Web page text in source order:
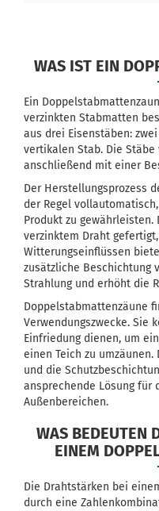
WAS IST EIN
Ein
verzinkten Stabmatten
aus drei Eisenstäben:
vertikalen Stab. Die
anschließend mit einer
Der Herstellungsprozess
der Regel
Produkt zu
verzinktem Draht
Witterungseinflüssen
zusätzliche Beschichtung
Strahlung und erhöht die
Doppelstabmattenzäune
Verwendungszwecke. Sie
Einfriedung dienen, um
einen Teich zu
und die
ansprechende Lösung für
Außenbereichen.
WAS BEDEUTEN
EINEM
Die Drahtstärken bei
durch eine